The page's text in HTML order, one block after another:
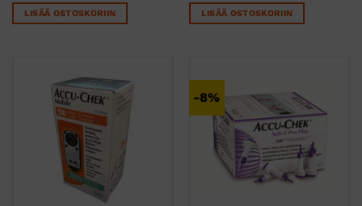
LISÄÄ OSTOSKORIIN LISÄÄ OSTOSKORIIN
-8%